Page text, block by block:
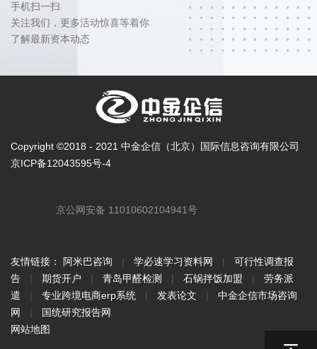
手机扫一扫
关注我们，更多活动惊喜等着你
了解最新资本动态
Copyright ©2018 - 2021 中金企信（北京）国际信息咨询有限公司
京ICP备12043595号-4
京公网安备 11010602104941号
友情链接： 阿米巴咨询 | 学必速学习资料网 |
可行性调查报
告
| 期货开户 | 青岛甲醛检测 | 石锅拌饭加盟 |
劳务派
遣
| 专业跨境电商erp系统 | 发表论文 |
中金企信市场咨询
网
|
国统研究报告网
网站地图